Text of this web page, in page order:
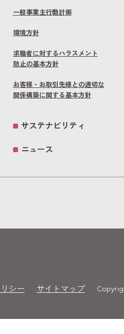
一般事業主行動計画
環境方針
求職者に対するハラスメント
防止の基本方針
お客様・お取引先様との適切な
関係構築に関する基本方針
サステナビリティ
ニュース
シー サイトマップ